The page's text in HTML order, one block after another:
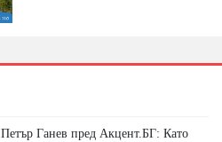
Петър Ганев пред Акцент.БГ: Като